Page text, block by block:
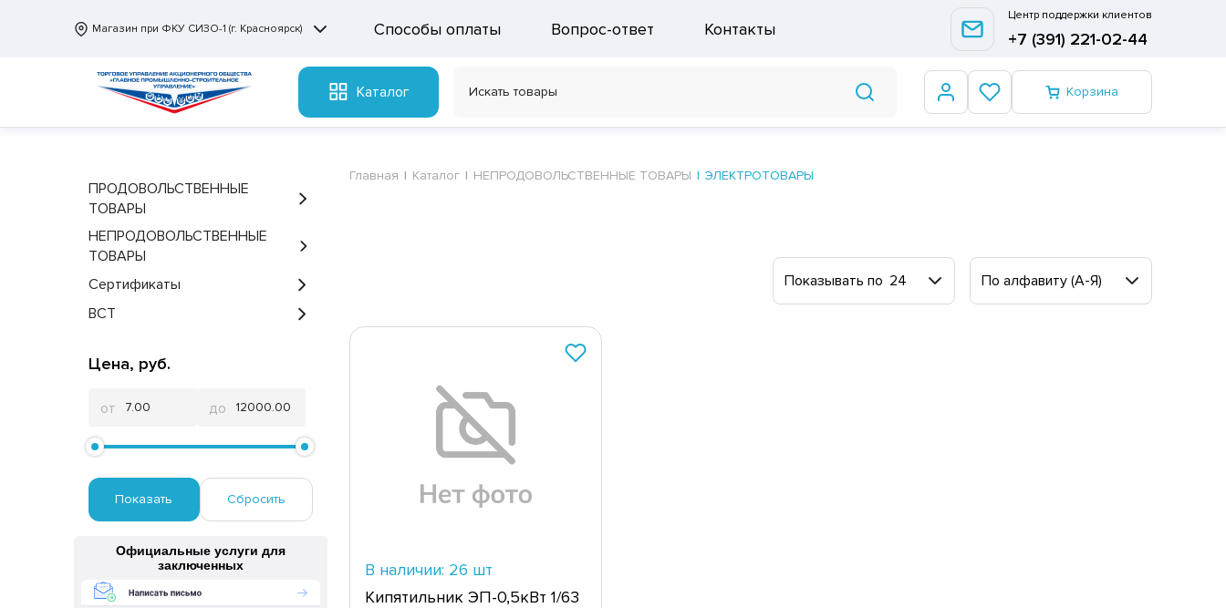
Магазин при ФКУ СИЗО-1 (г. Красноярск) Способы оплаты Вопрос-ответ Контакты
Центр поддержки клиентов
+7 (391) 221-02-44
Каталог Корзина
ПРОДОВОЛЬСТВЕННЫЕ
ТОВАРЫ
НЕПРОДОВОЛЬСТВЕННЫЕ
ТОВАРЫ
Сертификаты
ВСТ
Цена, руб.
от до
Официальные услуги для
заключенных
Главная Каталог НЕПРОДОВОЛЬСТВЕННЫЕ ТОВАРЫ ЭЛЕКТРОТОВАРЫ
Показывать по 24 По алфавиту (А-Я)
В наличии: 26 шт
Кипятильник ЭП-0,5кВт 1/63